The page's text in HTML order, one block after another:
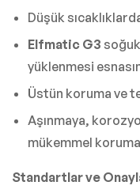
Düşük
Elfmatic G3
yüklenmesi
Üstün koruma ve
Aşınmaya,
mükemmel
Standartlar ve